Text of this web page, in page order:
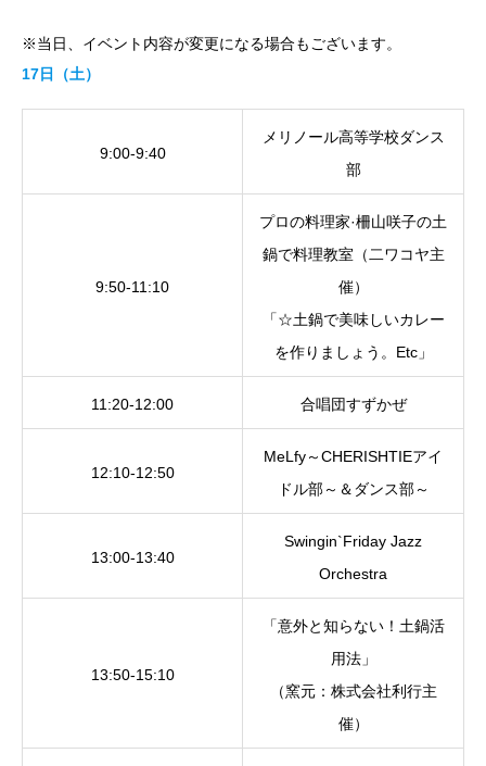
※当日、イベント内容が変更になる場合もございます。
17日（土）
9:00-9:40
メリノール高等学校ダンス
部
9:50-11:10
プロの料理家·柵山咲子の土
鍋で料理教室（二ワコヤ主
催）
「☆土鍋で美味しいカレー
を作りましょう。Etc」
11:20-12:00 合唱団すずかぜ
12:10-12:50
MeLfy～CHERISHTIEアイ
ドル部～＆ダンス部～
13:00-13:40
Swingin`Friday Jazz
Orchestra
13:50-15:10
「意外と知らない！土鍋活
用法」
（窯元：株式会社利行主
催）